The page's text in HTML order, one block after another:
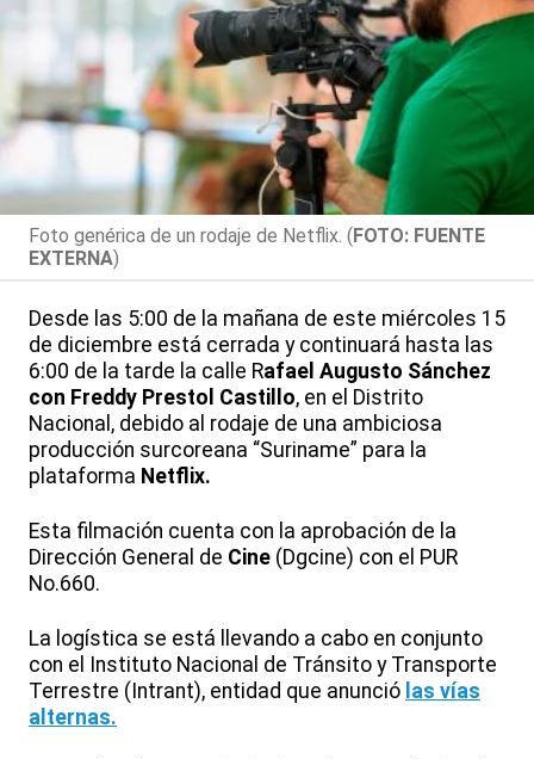
Foto genérica de un rodaje de Netflix. (FOTO: FUENTE
EXTERNA)
Desde las 5:00 de la mañana de este miércoles 15
de diciembre está cerrada y continuará hasta las
6:00 de la tarde la calle Rafael Augusto Sánchez
con Freddy Prestol Castillo, en el Distrito
Nacional, debido al rodaje de una ambiciosa
producción surcoreana “Suriname” para la
plataforma Netflix.
Esta filmación cuenta con la aprobación de la
Dirección General de Cine (Dgcine) con el PUR
No.660.
La logística se está llevando a cabo en conjunto
con el Instituto Nacional de Tránsito y Transporte
Terrestre (Intrant), entidad que anunció las vías
alternas.